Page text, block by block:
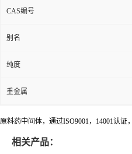
CAS编号
别名
纯度
重金属
原料药中间体，通过ISO9001，14001认
相关产品：